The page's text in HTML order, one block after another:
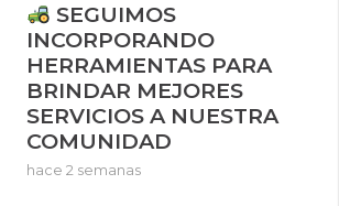
SEGUIMOS
INCORPORANDO
HERRAMIENTAS PARA
BRINDAR MEJORES
SERVICIOS A NUESTRA
COMUNIDAD
hace 2 semanas